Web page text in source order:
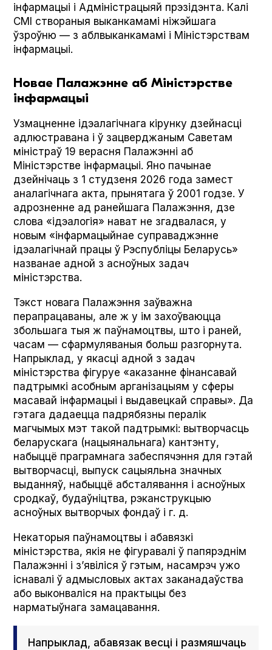
інфармацыі і Адміністрацыяй прэзідэнта. Калі
СМІ створаныя выканкамамі ніжэйшага
ўзроўню — з аблвыканкамамі і Міністэрствам
інфармацыі.
Новае Палажэнне аб Міністэрстве
інфармацыі
Узмацненне ідэалагічнага кірунку дзейнасці
адлюстравана і ў зацверджаным Саветам
міністраў 19 верасня Палажэнні аб
Міністэрстве інфармацыі. Яно пачынае
дзейнічаць з 1 студзеня 2026 года замест
аналагічнага акта, прынятага ў 2001 годзе. У
адрозненне ад ранейшага Палажэння, дзе
слова «ідэалогія» нават не згадвалася, у
новым «інфармацыйнае суправаджэнне
ідэалагічнай працы ў Рэспубліцы Беларусь»
названае адной з асноўных задач
міністэрства.
Тэкст новага Палажэння заўважна
перапрацаваны, але ж у ім захоўваюцца
збольшага тыя ж паўнамоцтвы, што і раней,
часам — сфармуляваныя больш разгорнута.
Напрыклад, у якасці адной з задач
міністэрства фігуруе «аказанне фінансавай
падтрымкі асобным арганізацыям у сферы
масавай інфармацыі і выдавецкай справы». Да
гэтага дадаецца падрябязны пералік
магчымых мэт такой падтрымкі: вытворчасць
беларускага (нацыянальнага) кантэнту,
набыццё праграмнага забеспячэння для гэтай
вытворчасці, выпуск сацыяльна значных
выданняў, набыццё абсталявання і асноўных
сродкаў, будаўніцтва, рэканструкцыю
асноўных вытворчых фондаў і г. д.
Некаторыя паўнамоцтвы і абавязкі
міністэрства, якія не фігуравалі ў папярэднім
Палажэнні і з’явіліся ў гэтым, насамрэч ужо
існавалі ў адмысловых актах заканадаўства
або выконваліся на практыцы без
нарматыўнага замацавання.
Напрыклад, абавязак весці і размяшчаць